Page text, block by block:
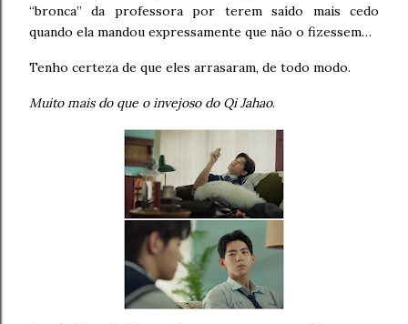
“bronca” da professora por terem saído mais cedo
quando ela mandou expressamente que não o fizessem…
Tenho certeza de que eles arrasaram, de todo modo.
Muito mais do que o invejoso do Qi Jahao.